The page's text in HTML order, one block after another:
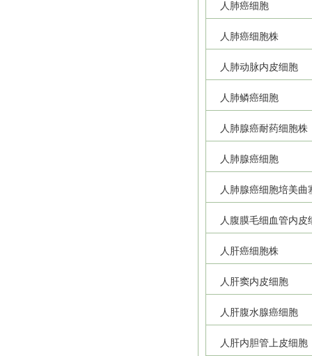
人肺癌细胞
人肺癌细胞株
人肺动脉内皮细胞
人肺鳞癌细胞
人肺腺癌耐药细胞株
人肺腺癌细胞
人肺腺癌细胞培美曲
人腹膜毛细血管内皮
人肝癌细胞株
人肝窦内皮细胞
人肝腹水腺癌细胞
人肝内胆管上皮细胞